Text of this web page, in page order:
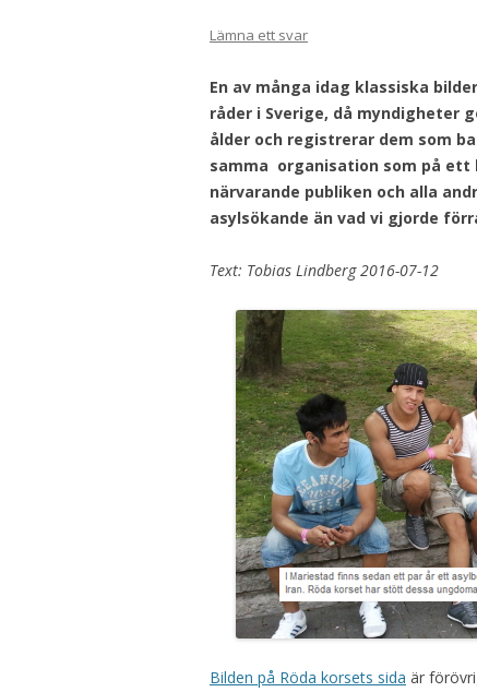
Lämna ett svar
En av många idag klassiska
råder i Sverige, då myndigheter
ålder och registrerar dem som
samma organisation som på
närvarande publiken och alla
asylsökande än vad vi gjorde
Text: Tobias Lindberg 2016-07-12
Bilden på Röda korsets sida är